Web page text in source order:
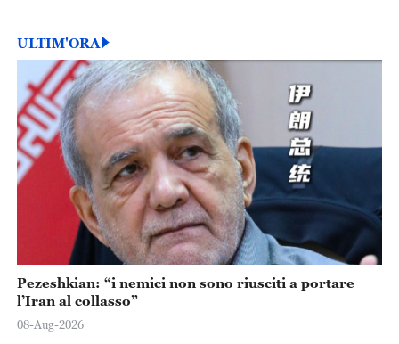
ULTIM'ORA
Pezeshkian: “i nemici non sono riusciti a portare
l’Iran al collasso”
08-Aug-2026